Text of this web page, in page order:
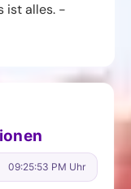
ist alles. -
09:25:54 PM Uhr